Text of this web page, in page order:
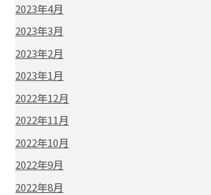
2023年4月
2023年3月
2023年2月
2023年1月
2022年12月
2022年11月
2022年10月
2022年9月
2022年8月